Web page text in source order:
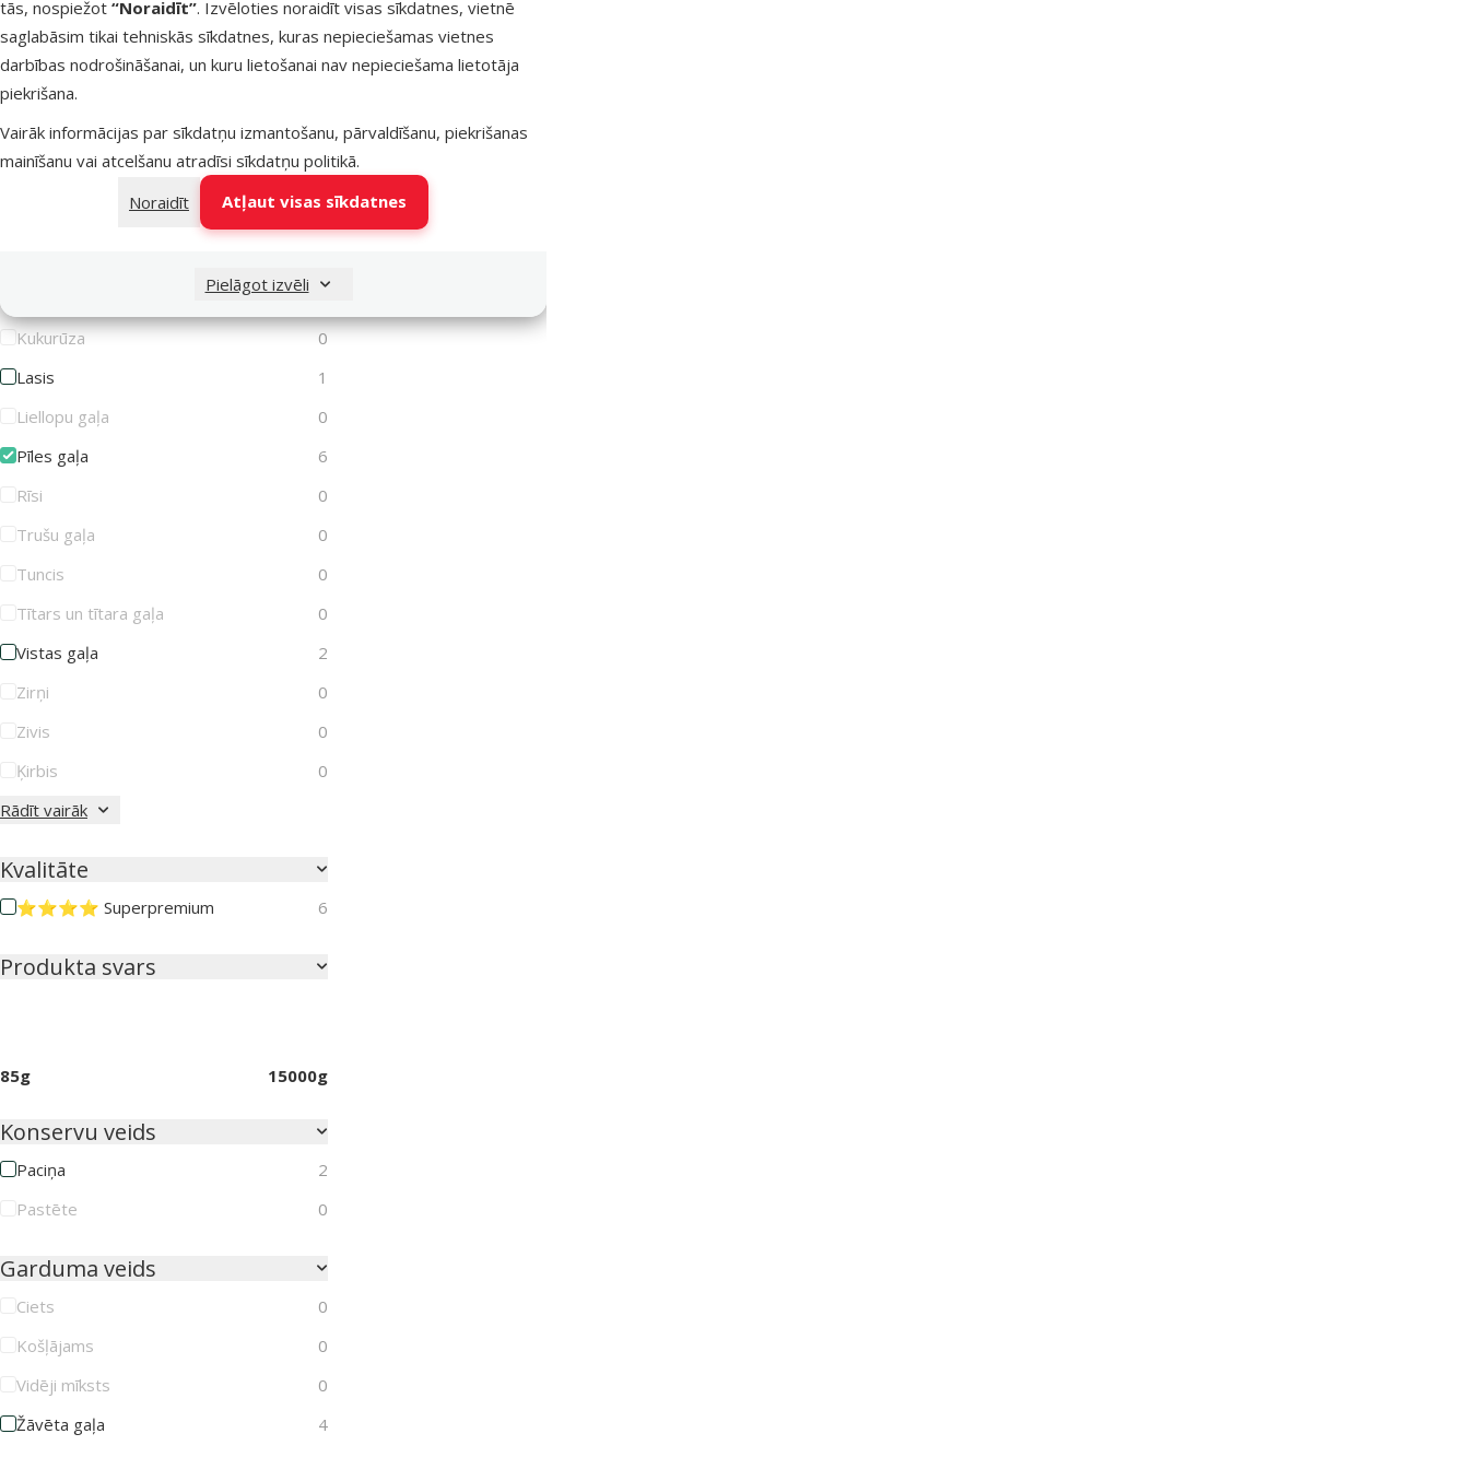
tās, nospiežot “Noraidīt”. Izvēloties noraidīt visas sīkdatnes, vietnē
saglabāsim tikai tehniskās sīkdatnes, kuras nepieciešamas vietnes
darbības nodrošināšanai, un kuru lietošanai nav nepieciešama lietotāja
piekrišana.
Vairāk informācijas par sīkdatņu izmantošanu, pārvaldīšanu, piekrišanas
mainīšanu vai atcelšanu atradīsi sīkdatņu politikā.
Noraidīt
Atļaut visas sīkdatnes
Pielāgot izvēli
Rādīt vairāk
Sastāvs un garšas
1
Kukurūza
0
Lasis
1
Liellopu gaļa
0
Pīles gaļa
6
Rīsi
0
Trušu gaļa
0
Tuncis
0
Tītars un tītara gaļa
0
Vistas gaļa
2
Zirņi
0
Zivis
0
Ķirbis
0
Rādīt vairāk
Kvalitāte
⭐⭐⭐⭐ Superpremium 6
Produkta svars
85g 15000g
Konservu veids
Paciņa
2
Pastēte
0
Garduma veids
Ciets
0
Košļājams
0
Vidēji mīksts
0
Žāvēta gaļa
4